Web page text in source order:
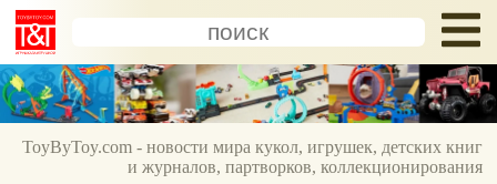
ToyByToy.com - новости мира кукол, игрушек, детских книг
и журналов, партворков, коллекционирования